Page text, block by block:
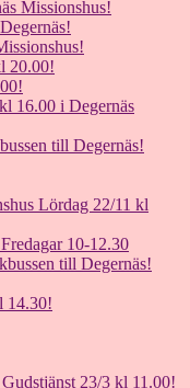
Missionshus!
20.00!
16.00 i Degernäs
till Degernäs!
Lördag 22/11 kl
10-12.30
till Degernäs!
14.30!
23/3 kl 11.00!